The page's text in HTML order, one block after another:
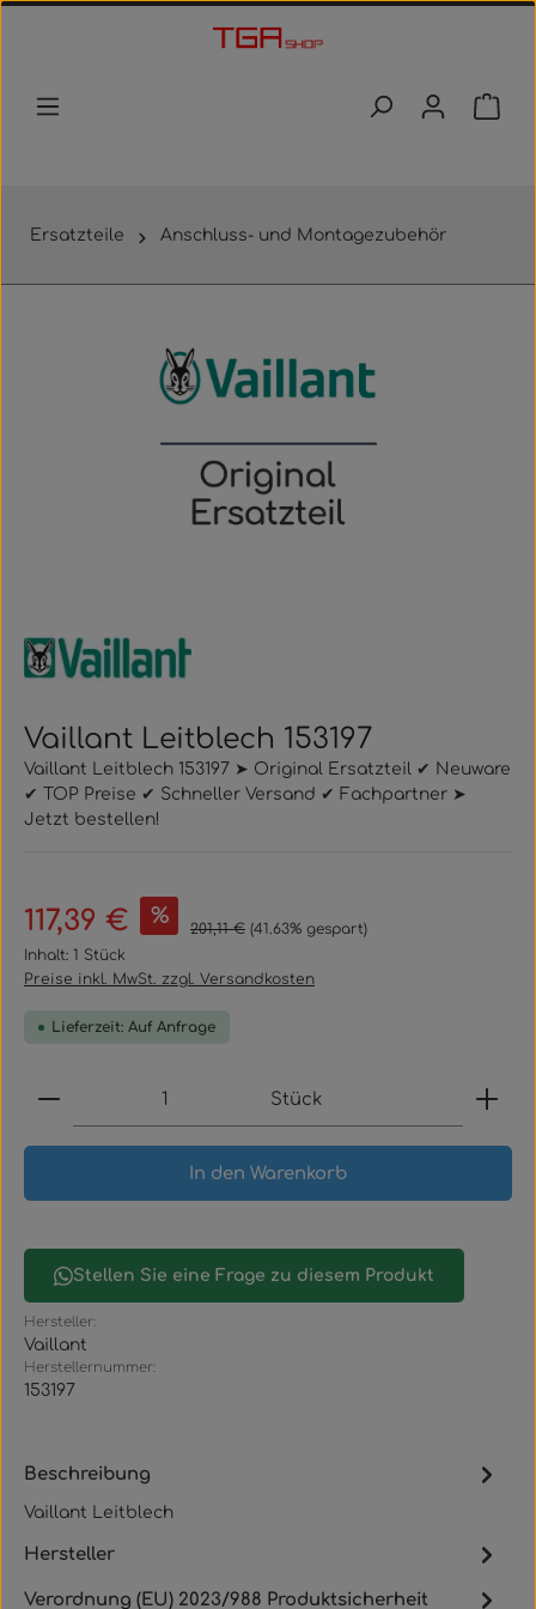
Zum Hauptinhalt springen
Ersatzteile Anschluss- und Montagezubehör
Vaillant Leitblech 153197
Vaillant Leitblech 153197 ➤ Original Ersatzteil ✔ Neuware
✔ TOP Preise ✔ Schneller Versand ✔ Fachpartner ➤
Jetzt bestellen!
Verkaufspreis:
117,39 € % Regulärer Preis:
201,11 € (41.63% gespart)
Inhalt: 1 Stück
Preise inkl. MwSt. zzgl. Versandkosten
Lieferzeit: Auf Anfrage
Produkt Anzahl: Gib den gewünschten Wert
Stück
In den Warenkorb
Stellen Sie eine Frage zu diesem Produkt
Hersteller:
Vaillant
Herstellernummer:
153197
Beschreibung
Vaillant Leitblech
Hersteller
Verordnung (EU) 2023/988 Produktsicherheit